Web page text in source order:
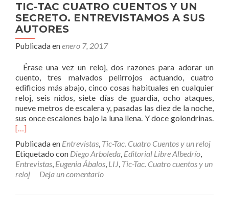
TIC-TAC CUATRO CUENTOS Y UN
SECRETO. ENTREVISTAMOS A SUS
AUTORES
Publicada enenero 7, 2017
Érase una vez un reloj, dos razones para adorar un
cuento, tres malvados pelirrojos actuando, cuatro
edificios más abajo, cinco cosas habituales en cualquier
reloj, seis nidos, siete días de guardia, ocho ataques,
nueve metros de escalera y, pasadas las diez de la noche,
sus once escalones bajo la luna llena. Y doce golondrinas.
[…]
Publicada en Entrevistas, Tic-Tac. Cuatro Cuentos y un reloj
Etiquetado con Diego Arboleda, Editorial Libre Albedrío,
Entrevistas, Eugenia Ábalos, LIJ, Tic-Tac. Cuatro cuentos y un
reloj
Deja un comentario